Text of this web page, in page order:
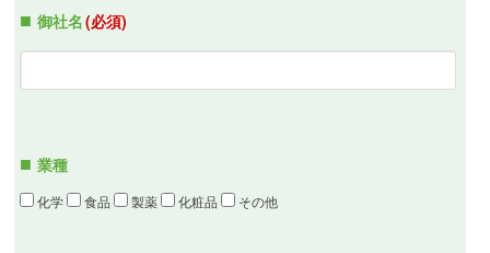
御社名(必須)
業種
化学 食品 製薬 化粧品 その他